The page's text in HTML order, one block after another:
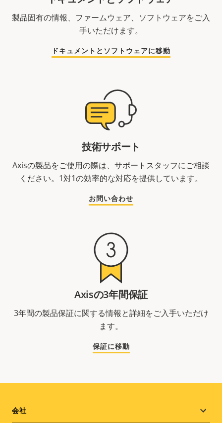
製品固有の情報、ファームウェア、ソフトウェアをご入
手いただけます。
ドキュメントとソフトウェアに移動
技術サポート
Axisの製品をご使用の際は、サポートスタッフにご相談
ください。1対1の効率的な対応を提供しています。
お問い合わせ
Axisの3年間保証
3年間の製品保証に関する情報と詳細をご入手いただけ
ます。
保証に移動
Footer
会社